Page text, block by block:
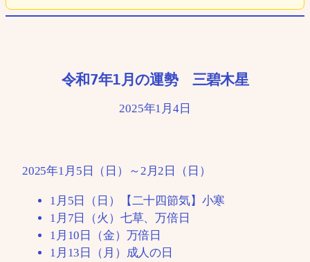
令和7年1月の運勢 三碧木星
2025年1月4日
2025年1月5日（日）～2月2日（日）
1月5日（日）【二十四節気】小寒
1月7日（火）七草、万倍日
1月10日（金）万倍日
1月13日（月）成人の日